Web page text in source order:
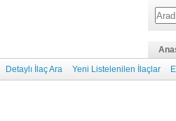
Detaylı İlaç Ara Yeni Listelenilen İlaçlar